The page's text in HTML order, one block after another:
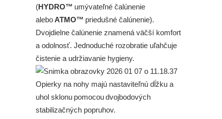
(HYDRO™ umývateľné čalúnenie
aleboATMO™ priedušné čalúnenie).
Dvojdielne čalúnenie znamená väčší komfort
a odolnosť. Jednoduché rozobratie uľahčuje
čistenie a udržiavanie hygieny.
Opierky na nohy majú nastaviteľnú dĺžku a
uhol sklonu pomocou dvojbodových
stabilizačných popruhov.